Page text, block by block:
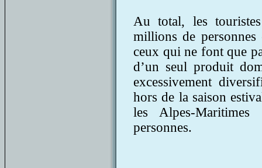
Au total, les
millions de
ceux qui ne font que
d’un seul produit
excessivement
hors de la saison
les Alpes-
personnes.